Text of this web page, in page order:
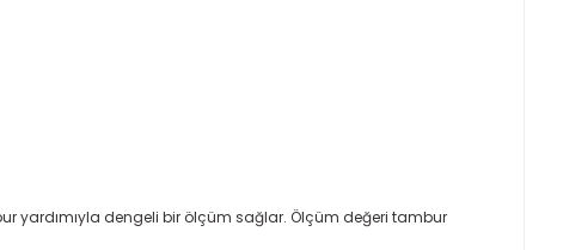
yardımıyla dengeli bir ölçüm sağlar. Ölçüm değeri tambur